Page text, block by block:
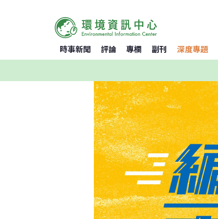
時事新聞 評論 專欄 副刊 深度專題